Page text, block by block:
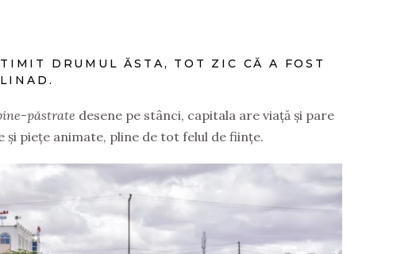
DRUMUL ĂSTA, TOT ZIC CĂ A FOST
păstrate desene pe stânci, capitala are viață și pare
și piețe animate, pline de tot felul de ființe.